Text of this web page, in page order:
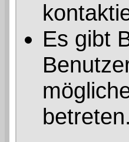
Es gibt
betreten.